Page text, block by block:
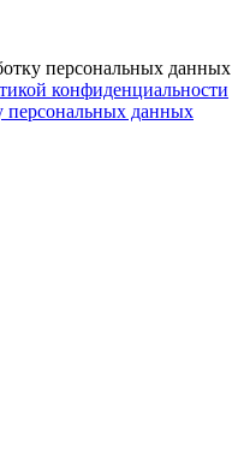
персональных данных
конфиденциальности
персональных данных